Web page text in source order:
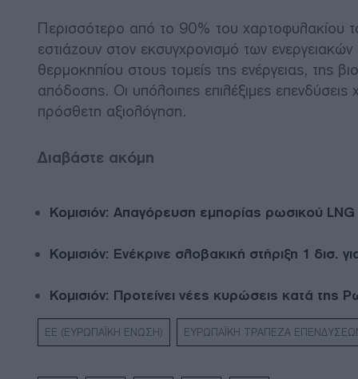
Περισσότερο από το 90% του χαρτοφυλακίου
εστιάζουν στον εκσυγχρονισμό των
θερμοκηπίου στους τομείς της ενέργειας, της
απόδοσης. Οι υπόλοιπες επιλέξιμες επενδύσεις
πρόσθετη αξιολόγηση.
Διαβάστε ακόμη
Κομισιόν: Απαγόρευση εμπορίας ρωσικού LNG
Κομισιόν: Ενέκρινε σλοβακική στήριξη 1 δισ.
Κομισιόν: Προτείνει νέες κυρώσεις κατά της
ΕΕ (ΕΥΡΩΠΑΪΚΗ ΕΝΩΣΗ) ΕΥΡΩΠΑΪΚΗ ΤΡΑΠΕΖΑ